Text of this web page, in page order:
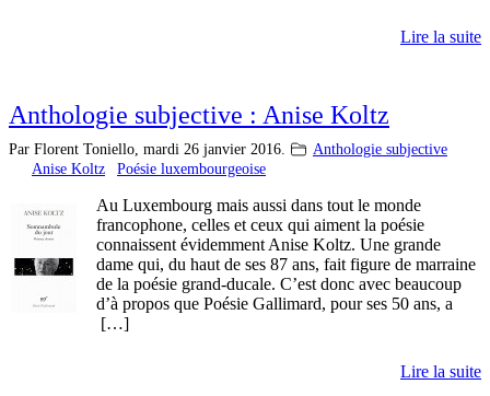
Lire la suite
Anthologie subjective : Anise Koltz
Par Florent Toniello, mardi 26 janvier 2016.
Anthologie subjective
Anise Koltz
Poésie luxembourgeoise
Au Luxembourg mais aussi dans tout le monde
francophone, celles et ceux qui aiment la poésie
connaissent évidemment Anise Koltz. Une grande
dame qui, du haut de ses 87 ans, fait figure de marraine
de la poésie grand-ducale. C’est donc avec beaucoup
d’à propos que Poésie Gallimard, pour ses 50 ans, a
[…]
Lire la suite